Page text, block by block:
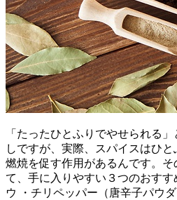
「たったひとふりでやせられる
しですが、実際、スパイスはひ
燃焼を促す作用があるんです。
て、手に入りやすい３つのおすす
ウ ・チリペッパー（唐辛子パウ